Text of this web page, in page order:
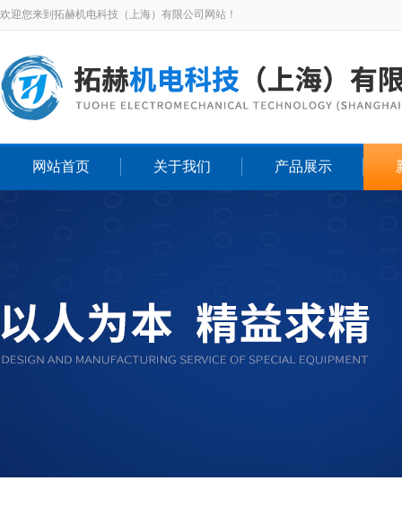
欢迎您来到拓赫机电科技（上海）有限公司网站！
网站首页 关于我们 产品展示